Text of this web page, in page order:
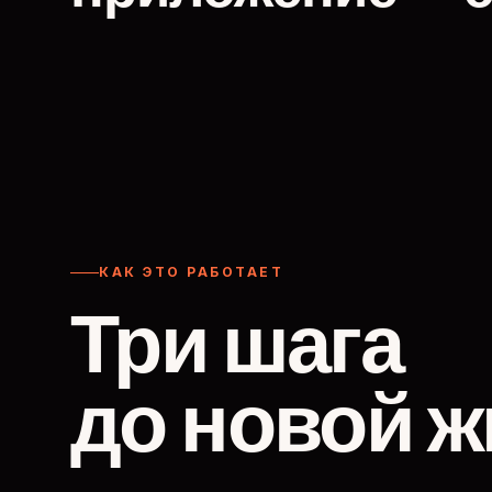
КАК ЭТО РАБОТАЕТ
Три шага
до новой